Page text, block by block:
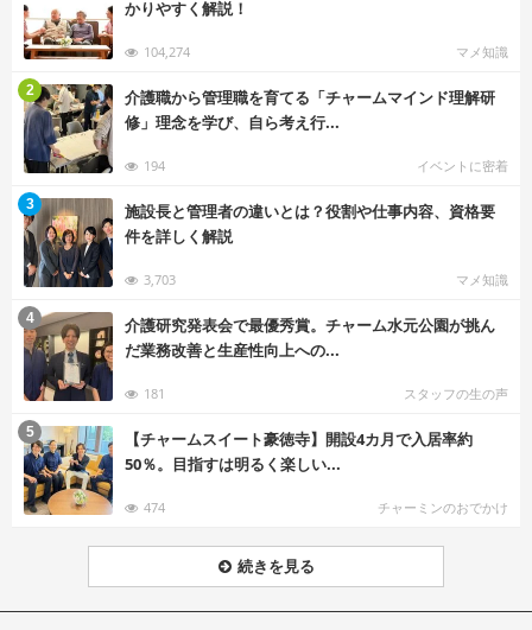
かりやすく解説！
104,274 マメ知識
介護職から管理職を育てる「チャームマインド理解研
修」理念を学び、自ら考え行...
194 イベントに密着
2
施設長と管理者の違いとは？役割や仕事内容、資格要
件を詳しく解説
3,703 マメ知識
3
介護研究発表会で最優秀賞。チャーム水元公園が挑ん
だ業務改善と生産性向上への...
181 スタッフの生の声
4
【チャームスイート豪徳寺】開設4カ月で入居率約
50％。目指すは明るく楽しい...
474 チャーミンのおでかけ
5
続きを見る